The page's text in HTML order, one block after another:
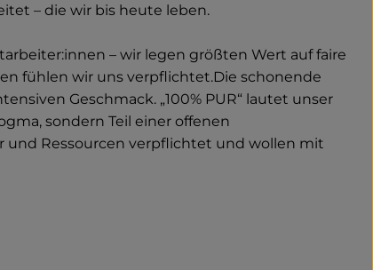
– die wir bis heute leben.
– wir legen größten Wert auf faire
fühlen wir uns verpflichtet.Die schonende
Geschmack. „100% PUR“ lautet unser
sondern Teil einer offenen
und Ressourcen verpflichtet und wollen mit